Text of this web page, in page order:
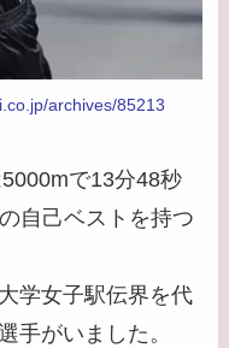
archives/85213
で13分48秒
自己ベストを持つ
学女子駅伝界を代
手がいました。